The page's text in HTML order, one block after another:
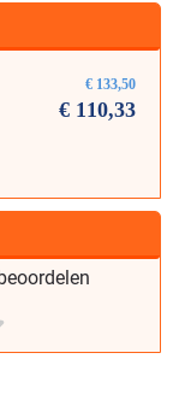
€ 133,50
€ 110,33